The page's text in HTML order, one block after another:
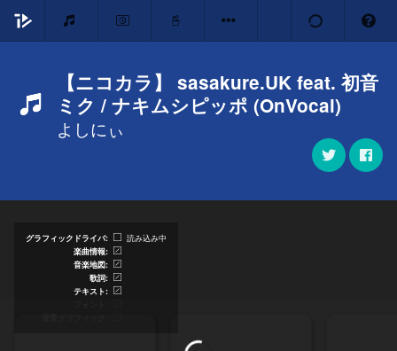
【ニコカラ】 sasakure.UK feat. 初音
ミク / ナキムシピッポ (OnVocal)
よしにぃ
グラフィックドライバ
読み込み中
楽曲情報
音楽地図
歌詞
テキスト